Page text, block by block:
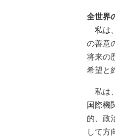
全世界
私は
の善意
将来の
希望と
私は
国際機
的、政
して方